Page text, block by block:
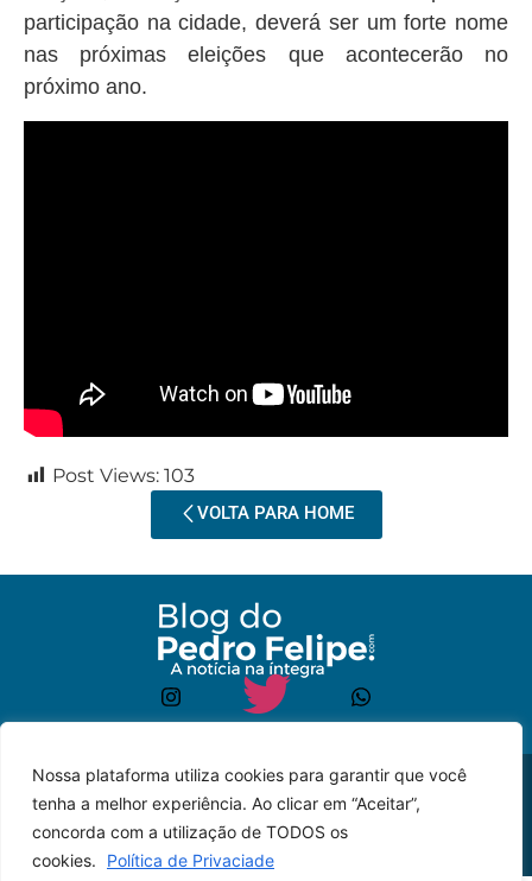
Nossa plataforma utiliza cookies para garantir que você
tenha a melhor experiência. Ao clicar em “Aceitar”,
concorda com a utilização de TODOS os
cookies.
Política de Privaciade
participação na cidade, deverá ser um forte nome
nas próximas eleições que acontecerão no
próximo ano.
Post Views: 103
VOLTA PARA HOME
© 2023 – Todos os
direitos reservados.
Desenvolvido por: JP